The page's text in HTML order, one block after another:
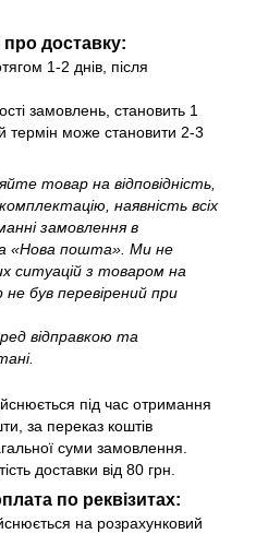
доставку:
1-2 днів, після
замовлень, становить 1
термін може становити 2-3
товар на відповідність,
наявність всіх
замовлення в
«Нова пошта». Ми не
ситуацій з товаром на
був перевірений при
відправкою та
під час отримання
за переказ коштів
суми замовлення.
доставки від 80 грн.
по реквізитах:
на розрахунковий